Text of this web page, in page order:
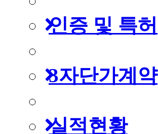
인증 및 특허
3자단가계약
실적현황